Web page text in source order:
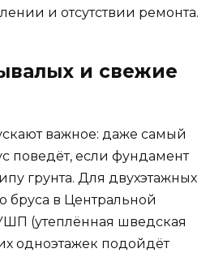
и отсутствии ремонта.
и свежие
важное: даже самый
поведёт, если фундамент
грунта. Для двухэтажных
бруса в Центральной
(утеплённая шведская
одноэтажек подойдёт